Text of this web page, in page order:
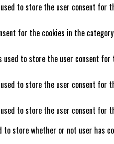
to store the user consent for
for the cookies in the
used to store the user consent
to store the user consent for
to store the user consent
to store whether or not user has